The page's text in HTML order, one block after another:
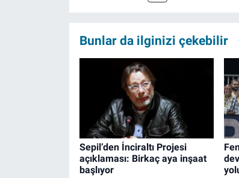
Bunlar da ilginizi çekebilir
Sepil’den İnciraltı Projesi
açıklaması: Birkaç aya inşaat
başlıyor